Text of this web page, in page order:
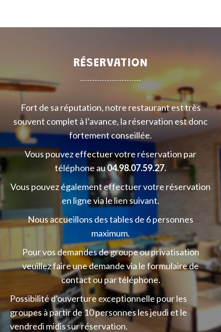
RÉSERVATION
Fort de sa réputation, notre restaurant est très
souvent complet à l’avance, la réservation est donc
fortement conseillée.
Vous pouvez effectuer votre réservation par
téléphone au04.98.07.59.27.
Vous pouvez également effectuer votre réservation
en ligne via le lien suivant.
Nous accueillons des tables de 6 personnes
maximum.
Pour vos demandes de groupe ou privatisation
veuillez faire une demande via le formulaire de
contact ou par téléphone.
Possibilité d'ouverture exceptionnelle pour les
groupes à partir de 10 personnes les jeudi et le
vendredi midis sur réservation.